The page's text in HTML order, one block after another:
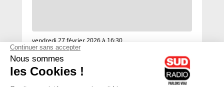
vendredi 27 février 2026 à 16:30
2026-03-05 - jeudi